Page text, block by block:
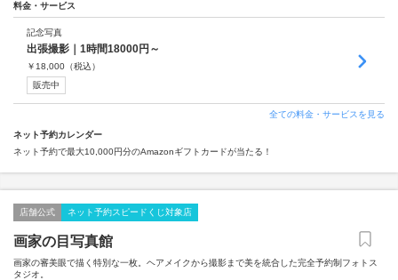
料金・サービス
記念写真
出張撮影｜1時間18000円～
￥ 18,000 （税込）
販売中
全ての料金・サービスを見る
ネット予約カレンダー
ネット予約で最大10,000円分のAmazonギフトカードが当たる！
店舗公式 ネット予約スピードくじ対象店
画家の目写真館
画家の審美眼で描く特別な一枚。ヘアメイクから撮影まで美を統合した完全予約制フォトス
タジオ。